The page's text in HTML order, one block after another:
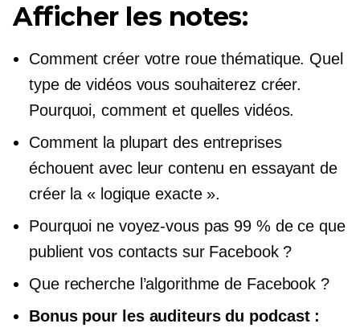
Afficher les notes:
Comment créer votre roue thématique. Quel
type de vidéos vous souhaiterez créer.
Pourquoi, comment et quelles vidéos.
Comment la plupart des entreprises
échouent avec leur contenu en essayant de
créer la « logique exacte ».
Pourquoi ne voyez-vous pas 99 % de ce que
publient vos contacts sur Facebook ?
Que recherche l’algorithme de Facebook ?
Bonus pour les auditeurs du podcast :